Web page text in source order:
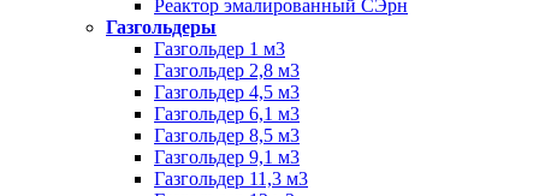
Реактор эмалированный СЭрн
Газгольдеры
Газгольдер 1 м3
Газгольдер 2,8 м3
Газгольдер 4,5 м3
Газгольдер 6,1 м3
Газгольдер 8,5 м3
Газгольдер 9,1 м3
Газгольдер 11,3 м3